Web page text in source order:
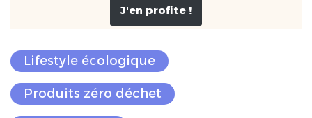
J'en profite !
Lifestyle écologique
Produits zéro déchet